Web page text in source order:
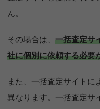
ん。
その場合は、 一括査定サ
社に個別に依頼する必要
また、一括査定サイトに
異なります。一括査定サ